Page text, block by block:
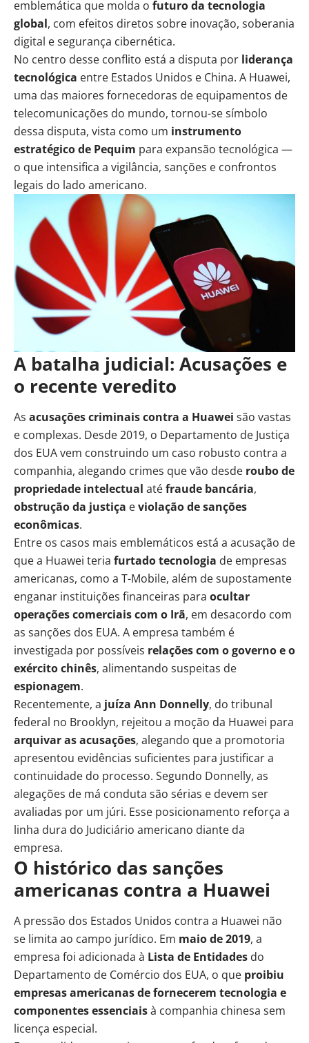
emblemática que molda o futuro da tecnologia
global, com efeitos diretos sobre inovação, soberania
digital e segurança cibernética.
No centro desse conflito está a disputa por liderança
tecnológica entre Estados Unidos e China. A Huawei,
uma das maiores fornecedoras de equipamentos de
telecomunicações do mundo, tornou-se símbolo
dessa disputa, vista como um instrumento
estratégico de Pequim para expansão tecnológica —
o que intensifica a vigilância, sanções e confrontos
legais do lado americano.
A batalha judicial: Acusações e
o recente veredito
As acusações criminais contra a Huawei são vastas
e complexas. Desde 2019, o Departamento de Justiça
dos EUA vem construindo um caso robusto contra a
companhia, alegando crimes que vão desde roubo de
propriedade intelectual atéfraude bancária,
obstrução da justiça eviolação de sanções
econômicas.
Entre os casos mais emblemáticos está a acusação de
que a Huawei teria furtado tecnologia de empresas
americanas, como a T-Mobile, além de supostamente
enganar instituições financeiras para ocultar
operações comerciais com o Irã, em desacordo com
as sanções dos EUA. A empresa também é
investigada por possíveis relações com o governo e o
exército chinês, alimentando suspeitas de
espionagem.
Recentemente, a juíza Ann Donnelly, do tribunal
federal no Brooklyn, rejeitou a moção da Huawei para
arquivar as acusações, alegando que a promotoria
apresentou evidências suficientes para justificar a
continuidade do processo. Segundo Donnelly, as
alegações de má conduta são sérias e devem ser
avaliadas por um júri. Esse posicionamento reforça a
linha dura do Judiciário americano diante da
empresa.
O histórico das sanções
americanas contra a Huawei
A pressão dos Estados Unidos contra a Huawei não
se limita ao campo jurídico. Em maio de 2019, a
empresa foi adicionada à Lista de Entidades do
Departamento de Comércio dos EUA, o que proibiu
empresas americanas de fornecerem tecnologia e
componentes essenciaisà companhia chinesa sem
licença especial.